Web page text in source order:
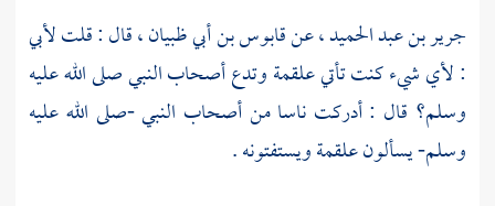
جرير بن عبد الحميد، عنقابوس بن أبي ظبيان، قال : قلت لأبي
: لأي شيء كنت تأتيعلقمةوتدع أصحاب النبي صلى الله عليه
وسلم؟ قال : أدركت ناسا من أصحاب النبي -صلى الله عليه
وسلم- يسألونعلقمةويستفتونه .